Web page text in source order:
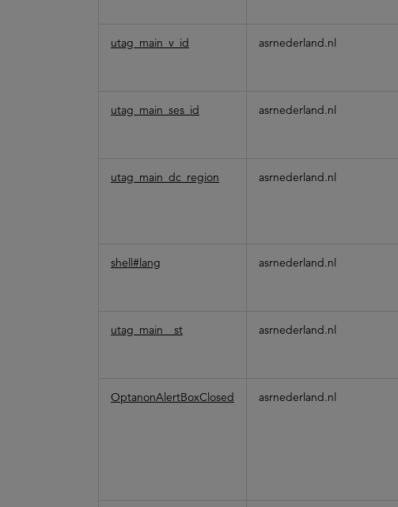
utag_main_v_id asrnederland.nl
utag_main_ses_id asrnederland.nl
utag_main_dc_region asrnederland.nl
shell#lang asrnederland.nl
utag_main__st asrnederland.nl
OptanonAlertBoxClosed asrnederland.nl